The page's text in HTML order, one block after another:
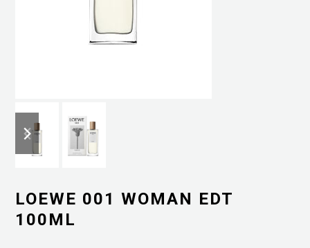
previous
slide
next
slide
LOEWE 001 WOMAN EDT
100ML